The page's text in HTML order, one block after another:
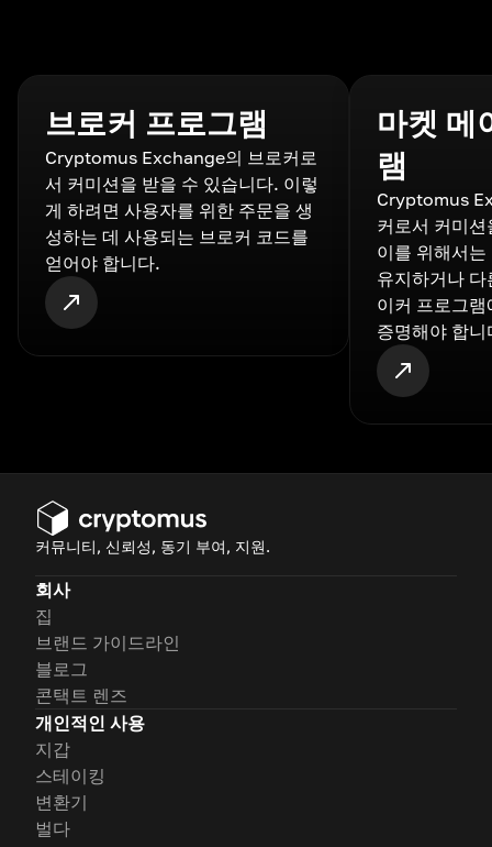
브로커 프로그램
Cryptomus Exchange의 브로커로
서 커미션을 받을 수 있습니다. 이렇
게 하려면 사용자를 위한 주문을 생
성하는 데 사용되는 브로커 코드를
얻어야 합니다.
마켓 메
램
Cryptomus
커로서 커미
이를 위해서
유지하거나
이커 프로그
증명해야 합니
커뮤니티, 신뢰성, 동기 부여, 지원.
회사
집
브랜드 가이드라인
블로그
콘택트 렌즈
개인적인 사용
지갑
스테이킹
변환기
벌다